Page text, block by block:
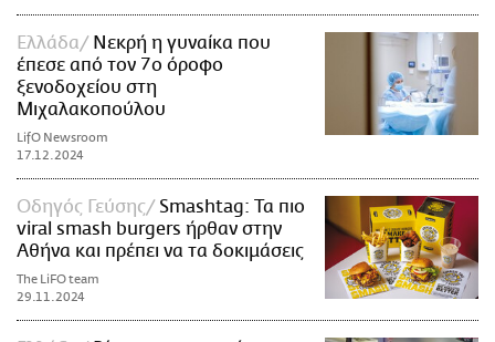
Ελλάδα
Νεκρή η γυναίκα που
έπεσε από τον 7ο όροφο
ξενοδοχείου στη
Μιχαλακοπούλου
LifO Newsroom
17.12.2024
Οδηγός Γεύσης
Smashtag: Τα πιο
viral smash burgers ήρθαν στην
Αθήνα και πρέπει να τα δοκιμάσεις
The LiFO team
29.11.2024